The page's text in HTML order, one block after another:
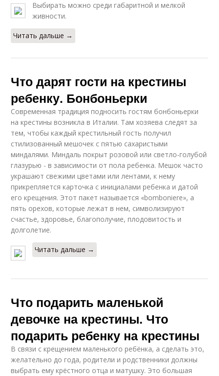
Выбирать можно среди габаритной и мелкой
живности.
Читать дальше →
Что дарят гости на крестины
ребенку. Бонбоньерки
Современная традиция подносить гостям бонбоньерки
на крестины возникла в Италии. Там хозяева следят за
тем, чтобы каждый крестильный гость получил
стилизованный мешочек с пятью сахаристыми
миндалями. Миндаль покрыт розовой или светло-голубой
глазурью - в зависимости от пола ребенка. Мешок часто
украшают свежими цветами или лентами, к нему
прикрепляется карточка с инициалами ребенка и датой
его крещения. Этот пакет называется «bomboniere», а
пять орехов, которые лежат в нем, символизируют
счастье, здоровье, благополучие, плодовитость и
долголетие.
Читать дальше →
Что подарить маленькой
девочке на крестины. Что
подарить ребенку на крестины
В связи с крещением маленького ребёнка, а сделать это,
желательно до года, родители и родственники должны
выбрать ему крёстного отца и матушку. Это большая